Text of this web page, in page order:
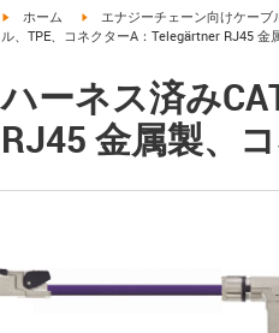
igus-icon-arrow-right
ホーム igus-icon-arrow-right
エナジーチェーン向けケーブ
ル、TPE、コネクターA：Telegärtner RJ45
ハーネス済み
RJ45 金属製、